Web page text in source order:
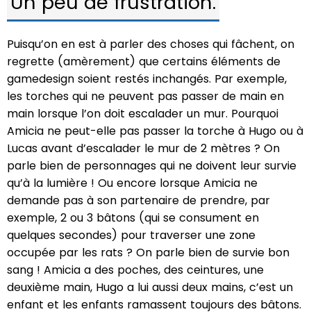
Puisqu’on en est à parler des choses qui fâchent, on
regrette (amèrement) que certains éléments de
gamedesign soient restés inchangés. Par exemple,
les torches qui ne peuvent pas passer de main en
main lorsque l’on doit escalader un mur. Pourquoi
Amicia ne peut-elle pas passer la torche à Hugo ou à
Lucas avant d’escalader le mur de 2 mètres ? On
parle bien de personnages qui ne doivent leur survie
qu’à la lumière ! Ou encore lorsque Amicia ne
demande pas à son partenaire de prendre, par
exemple, 2 ou 3 bâtons (qui se consument en
quelques secondes) pour traverser une zone
occupée par les rats ? On parle bien de survie bon
sang ! Amicia a des poches, des ceintures, une
deuxième main, Hugo a lui aussi deux mains, c’est un
enfant et les enfants ramassent toujours des bâtons.